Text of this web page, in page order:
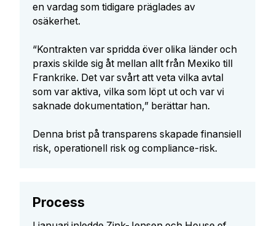
en vardag som tidigare präglades av
osäkerhet.
“Kontrakten var spridda över olika länder och
praxis skilde sig åt mellan allt från Mexiko till
Frankrike. Det var svårt att veta vilka avtal
som var aktiva, vilka som löpt ut och var vi
saknade dokumentation,” berättar han.
Denna brist på transparens skapade finansiell
risk, operationell risk og compliance-risk.
Process